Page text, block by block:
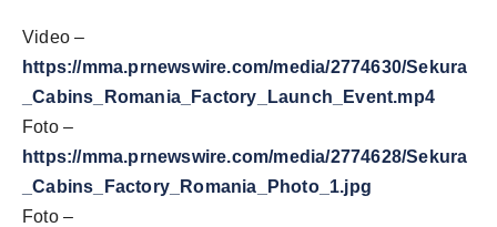
Video –
https://mma.prnewswire.com/media/2774630/Sekura
_Cabins_Romania_Factory_Launch_Event.mp4
Foto –
https://mma.prnewswire.com/media/2774628/Sekura
_Cabins_Factory_Romania_Photo_1.jpg
Foto –